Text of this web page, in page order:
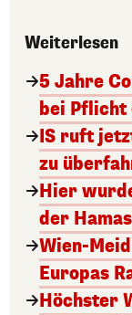
Weiterlesen
5 Jahre
bei
IS ruft
zu
Hier
der
Wien-
Europas
Höchster